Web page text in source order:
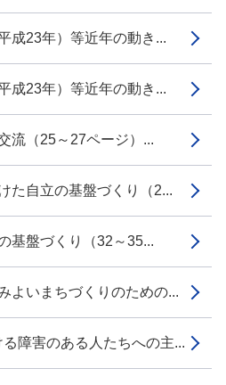
23年）等近年の動き...
23年）等近年の動き...
（25～27ページ）...
自立の基盤づくり（2...
盤づくり（32～35...
いまちづくりのための...
る障害のある人たちへの主...